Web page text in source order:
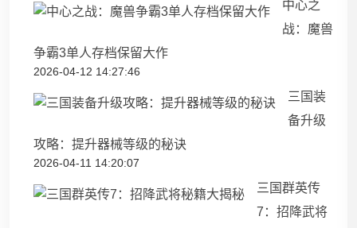
中心之
战：魔兽
争霸3单人存档保留大作
2026-04-12 14:27:46
三国装
备升级
攻略：提升器械等级的秘诀
2026-04-11 14:20:07
三国群英传
7：招降武将